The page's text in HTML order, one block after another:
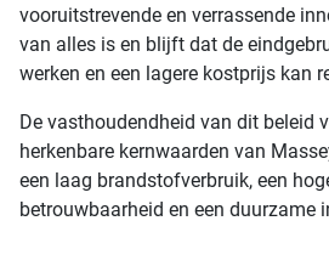
vooruitstrevende en verrassende
van alles is en blijft dat de
werken en een lagere kostprijs kan
De vasthoudendheid van dit beleid
herkenbare kernwaarden van
een laag brandstofverbruik, een
betrouwbaarheid en een duurzame